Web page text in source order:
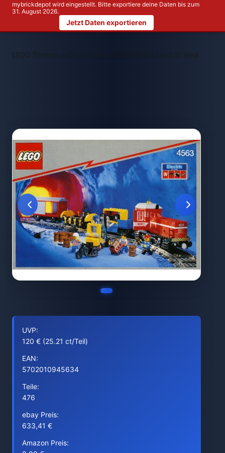
mybrickdepot wird eingestellt. Bitte exportiere deine Daten bis zum
31. August 2026.
Jetzt Daten exportieren
LEGO Themen > LEGO 4563 Load N' Haul
UVP:
120 € (25.21 ct/Teil)
EAN:
5702010945634
Teile:
476
ebay Preis:
633,41 €
Amazon Preis: